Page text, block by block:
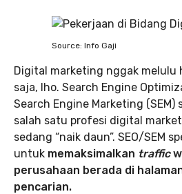
Source: Info Gaji
Digital marketing nggak melulu
saja, lho. Search Engine
Search Engine Marketing (SEM)
salah satu profesi digital
sedang “naik daun”. SEO/SEM
untuk memaksimalkan traffic
perusahaan berada di
pencarian.